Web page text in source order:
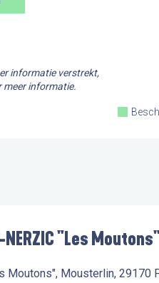
informatie verstrekt,
meer informatie.
NERZIC "Les
Moutons", Mousterlin, 29170